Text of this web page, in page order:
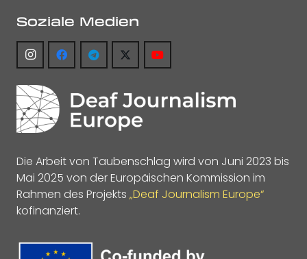
Soziale Medien
Die Arbeit von Taubenschlag wird von Juni 2023 bis
Mai 2025 von der Europäischen Kommission im
Rahmen des Projekts „Deaf Journalism Europe“
kofinanziert.